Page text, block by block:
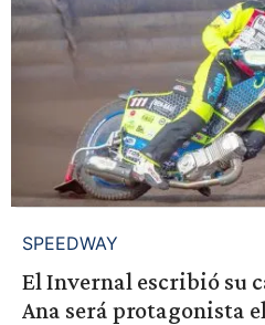
SPEEDWAY
El Invernal escribió su
Ana será protagonista